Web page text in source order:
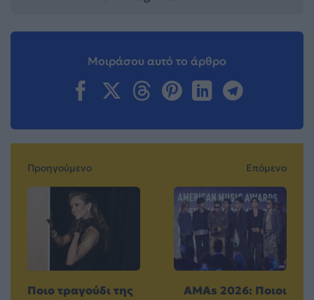
Μοιράσου αυτό το άρθρο
Προηγούμενο
Ποιο τραγούδι της
Επόμενο
AMAs 2026: Ποιοι